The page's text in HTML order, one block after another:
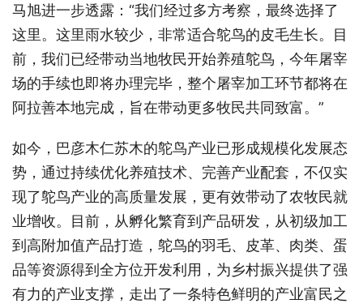
马旭进一步透露：“我们经过多方考察，最终选择了
这里。这里雨水较少，非常适合鸵鸟的皮毛生长。目
前，我们已经带动当地牧民开始养殖鸵鸟，今年屠宰
场的手续也即将办理完毕，整个屠宰加工环节都将在
阿拉善本地完成，旨在带动更多牧民共同致富。”
如今，巴彦木仁苏木的鸵鸟产业已形成规模化发展态
势，通过持续优化养殖技术、完善产业配套，不仅实
现了鸵鸟产业的高质量发展，更有效带动了农牧民就
业增收。目前，从孵化繁育到产品研发，从初级加工
到高附加值产品打造，鸵鸟的羽毛、皮革、肉类、蛋
品等资源得到全方位开发利用，为乡村振兴提供了强
有力的产业支撑，走出了一条特色鲜明的产业富民之